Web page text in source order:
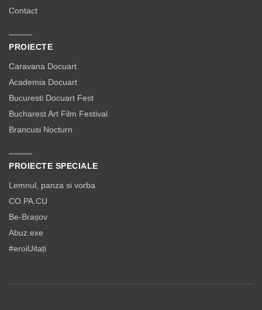
Contact
PROIECTE
Caravana Docuart
Academia Docuart
Bucuresti Docuart Fest
Bucharest Art Film Festival
Brancusi Nocturn
PROIECTE SPECIALE
Lemnul, panza si vorba
CO.PA.CU
Be-Brașov
Abuz.exe
#eroiUitați